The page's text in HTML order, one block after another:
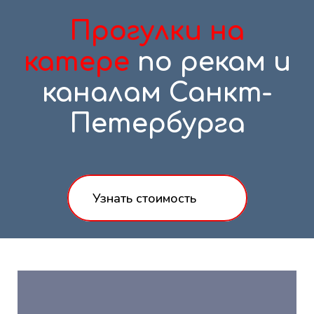
Прогулки на
катере по рекам и
каналам Санкт-
Петербурга
Узнать стоимость